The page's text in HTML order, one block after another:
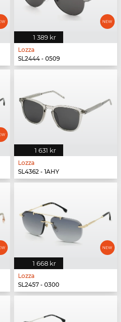
1 389 kr
Lozza
SL2444 - 0509
1 631 kr
Lozza
SL4362 - 1AHY
1 668 kr
Lozza
SL2457 - 0300